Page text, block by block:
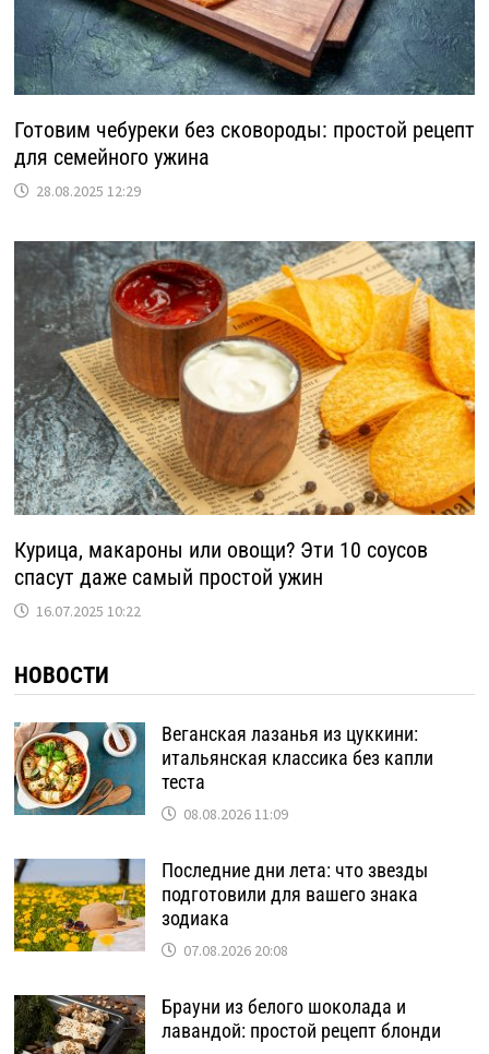
Готовим чебуреки без сковороды: простой рецепт
для семейного ужина
28.08.2025 12:29
Курица, макароны или овощи? Эти 10 соусов
спасут даже самый простой ужин
16.07.2025 10:22
НОВОСТИ
Веганская лазанья из цуккини:
итальянская классика без капли
теста
08.08.2026 11:09
Последние дни лета: что звезды
подготовили для вашего знака
зодиака
07.08.2026 20:08
Брауни из белого шоколада и
лавандой: простой рецепт блонди